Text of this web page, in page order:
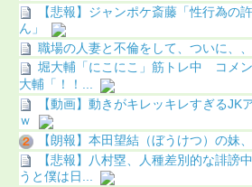
【悲報】ジャンポケ斎藤「性行為の
ん」
職場の人妻と不倫をして、ついに、、
堀大輔「にこにこ」筋トレ中 コメ
大輔「！！...
【動画】動きがキレッキレすぎるJK
ｗ
【朗報】本田望結（ぼうけつ）の妹
【悲報】八村塁、人種差別的な誹謗
うと僕は日...